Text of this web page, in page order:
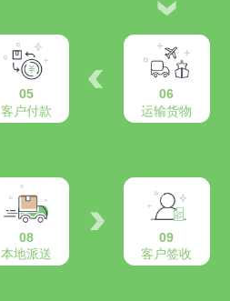
05
客户付款
06
运输货物
08
本地派送
09
客户签收